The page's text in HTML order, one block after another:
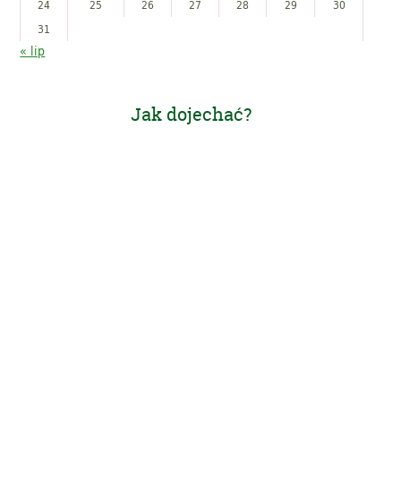
24
25 26 27 28 29
30
31
« lip
Jak dojechać?